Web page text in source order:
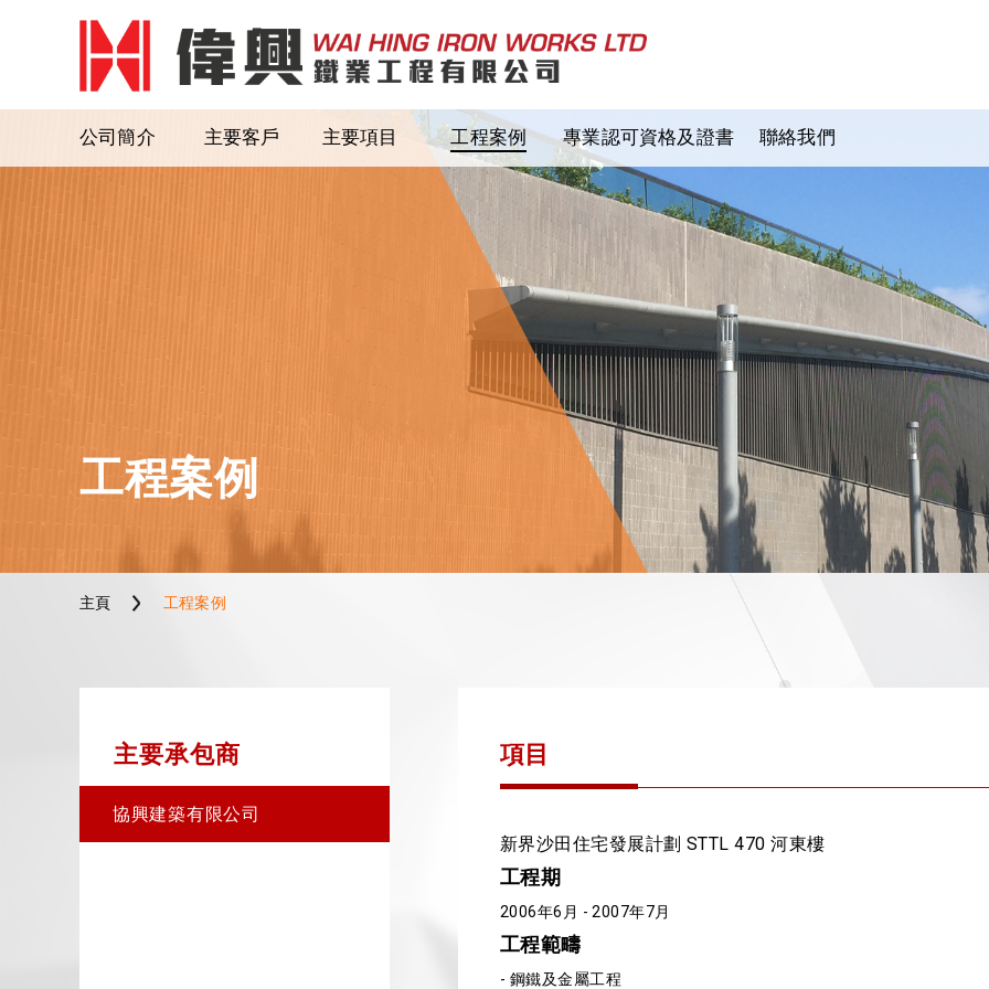
公司簡介 主要客戶 主要項目 工程案例 專業認可資格及證書 聯絡我們
工程案例
主頁 工程案例
主要承包商
協興建築有限公司
項目
新界沙田住宅發展計劃 STTL 470 河東樓
工程期
2006年6月 - 2007年7月
工程範疇
- 鋼鐵及金屬工程